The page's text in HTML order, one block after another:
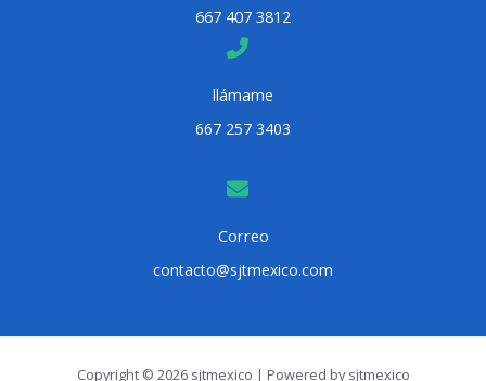
667 407 3812
llámame
667 257 3403
Correo
contacto@sjtmexico.com
Copyright © 2026 sjtmexico | Powered by sjtmexico